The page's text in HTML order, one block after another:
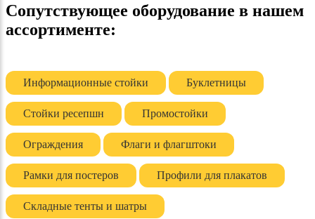
Изысканные и стильные тканевые стенды,
обладают высокой эстетичностью и
Сопутствующее оборудование в нашем
ассортименте:
Информационные стойки Буклетницы
Стойки ресепшн Промостойки
Ограждения Флаги и флагштоки
Рамки для постеров Профили для плакатов
Складные тенты и шатры